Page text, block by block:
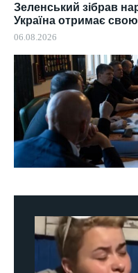
Зеленський зібрав
Україна отримає свою
06.08.2026